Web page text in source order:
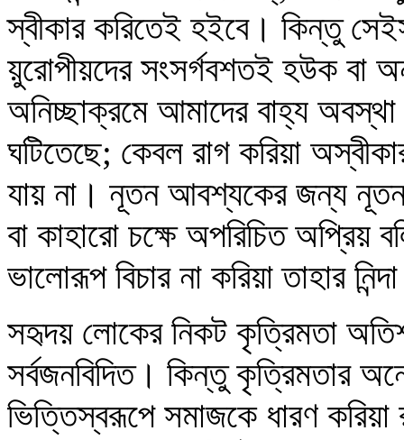
স্বীকার করিতেই হইবে। কিন্তু
য়ুরোপীয়দের সংসর্গবশতই হউক বা
অনিচ্ছাক্রমে আমাদের বাহ্য অবস্থা
ঘটিতেছে; কেবল রাগ করিয়া
যায় না। নূতন আবশ্যকের জন্য
বা কাহারো চক্ষে অপরিচিত অপ্রিয়
ভালোরূপ বিচার না করিয়া তাহার
সহৃদয় লোকের নিকট কৃত্রিমতা
সর্বজনবিদিত। কিন্তু কৃত্রিমতার
ভিত্তিস্বরূপে সমাজকে ধারণ